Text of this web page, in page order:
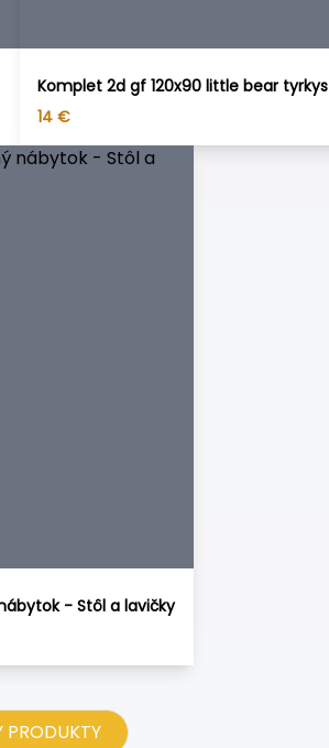
Komplet 2d gf 120x90 little bear tyrkys
14 €
- Stôl a lavičky
PRODUKTY